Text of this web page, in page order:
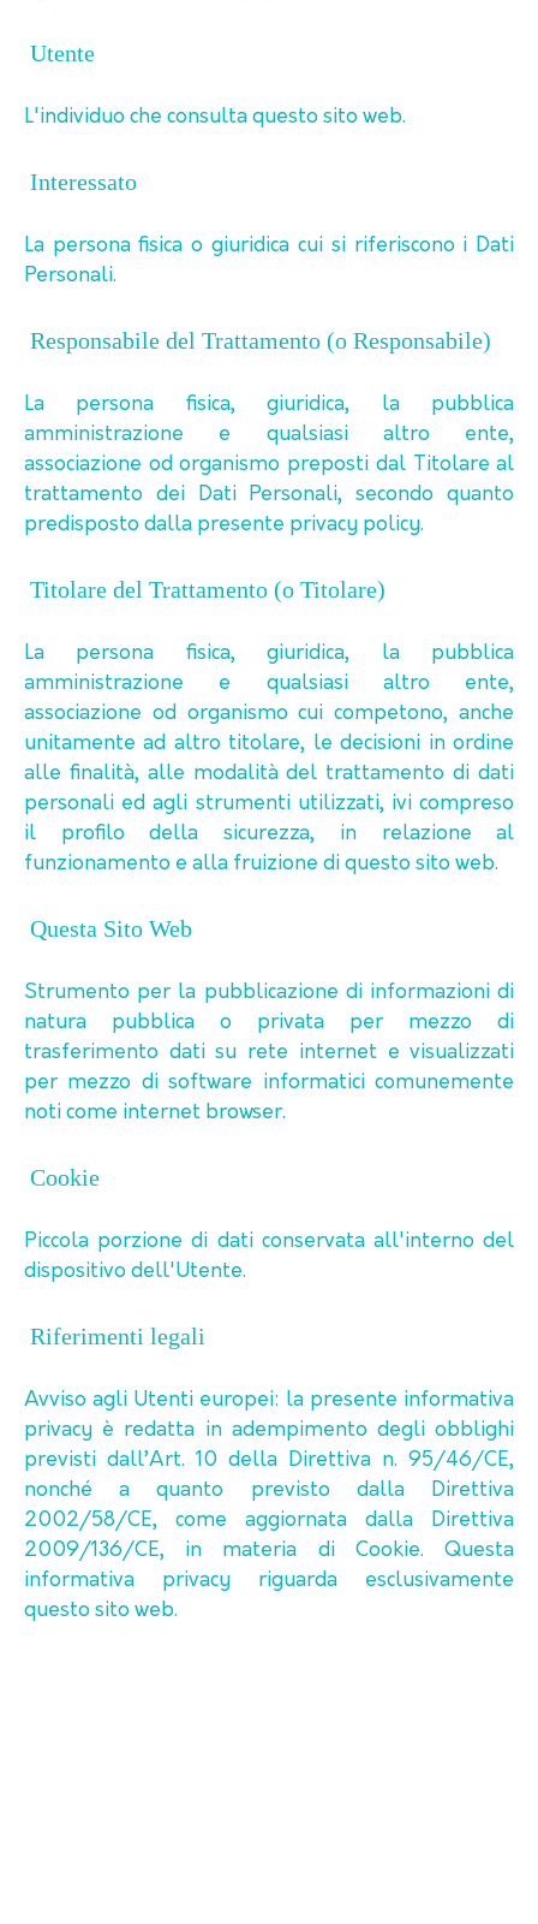
Utente
L'individuo che consulta questo sito web.
Interessato
La persona fisica o giuridica cui si riferiscono i Dati
Personali.
Responsabile del Trattamento (o Responsabile)
La persona fisica, giuridica, la pubblica
amministrazione e qualsiasi altro ente,
associazione od organismo preposti dal Titolare al
trattamento dei Dati Personali, secondo quanto
predisposto dalla presente privacy policy.
Titolare del Trattamento (o Titolare)
La persona fisica, giuridica, la pubblica
amministrazione e qualsiasi altro ente,
associazione od organismo cui competono, anche
unitamente ad altro titolare, le decisioni in ordine
alle finalità, alle modalità del trattamento di dati
personali ed agli strumenti utilizzati, ivi compreso
il profilo della sicurezza, in relazione al
funzionamento e alla fruizione di questo sito web.
Questa Sito Web
Strumento per la pubblicazione di informazioni di
natura pubblica o privata per mezzo di
trasferimento dati su rete internet e visualizzati
per mezzo di software informatici comunemente
noti come internet browser.
Cookie
Piccola porzione di dati conservata all'interno del
dispositivo dell'Utente.
Riferimenti legali
Avviso agli Utenti europei: la presente informativa
privacy è redatta in adempimento degli obblighi
previsti dall’Art. 10 della Direttiva n. 95/46/CE,
nonché a quanto previsto dalla Direttiva
2002/58/CE, come aggiornata dalla Direttiva
2009/136/CE, in materia di Cookie. Questa
informativa privacy riguarda esclusivamente
questo sito web.